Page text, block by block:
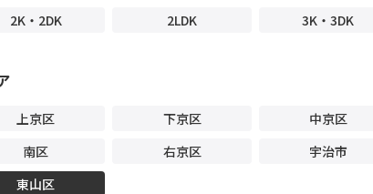
2K・2DK
2LDK 3K・3DK
上京区 下京区 中京区
南区
右京区 宇治市
東山区